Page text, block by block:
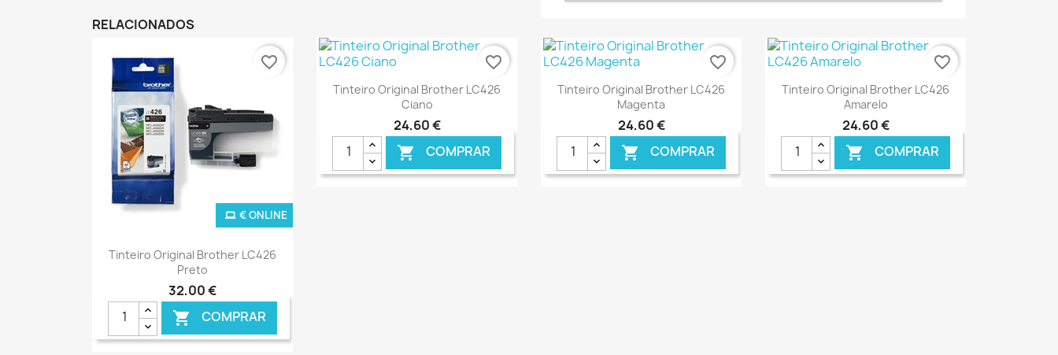
RELACIONADOS
Ver+
Tinteiro Original Brother LC426
Preto
32,00 €
 COMPRAR
€ ONLINE
favorite_border
Ver+
Tinteiro Original Brother LC426
Ciano
24,60 €
 COMPRAR
favorite_border
Ver+
Tinteiro Original Brother LC426
Magenta
24,60 €
 COMPRAR
favorite_border
Ver+
Tinteiro Original Brother LC426
Amarelo
24,60 €
 COMPRAR
favorite_border